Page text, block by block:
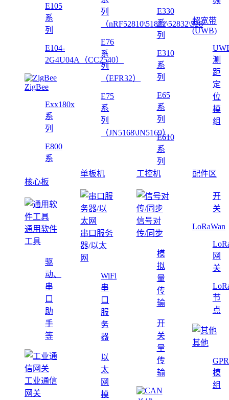
E105
系
列
E104-
2G4U04A（CC2540）
ZigBee
Exx180x
系
列
E800
系
列
（nRF52810\51822\52832\528
E76
系
列
（EFR32）
E75
系
列
（JN5168\JN5169）
E330
系
列
E310
系
列
E65
系
列
E610
系
列
超宽带
(UWB)
测
距
定
位
模
组
核心板
单板机 工控机 配件区
通用软件
工具
驱
动、
串
口
助
手
等
工业通信
网关
串口服务
器/以太
网
WiFi
串
口
服
务
器
以
太
网
模
信号对
传/同步
模
拟
量
传
输
开
关
量
传
输
开
关
LoRaWan
网
关
节
点
其他
模
组